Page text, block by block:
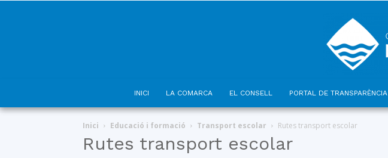
INICI LA COMARCA EL CONSELL PORTAL DE TRANSPARÈNCIA
Inici Educació i formació Transport escolar Rutes transport escolar
Rutes transport escolar